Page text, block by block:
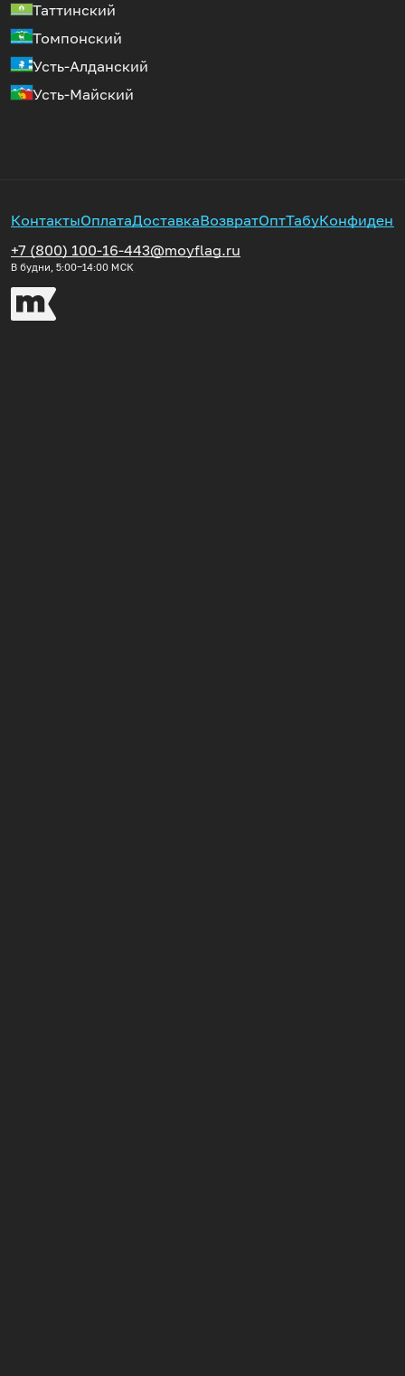
Таттинский
Томпонский
Усть-Алданский
Усть-Майский
КонтактыОплатаДоставкаВозвратОптТабу
+7 (800) 100-16-44
В будни, 5:00‒14:00 МСК
3@moyflag.ru